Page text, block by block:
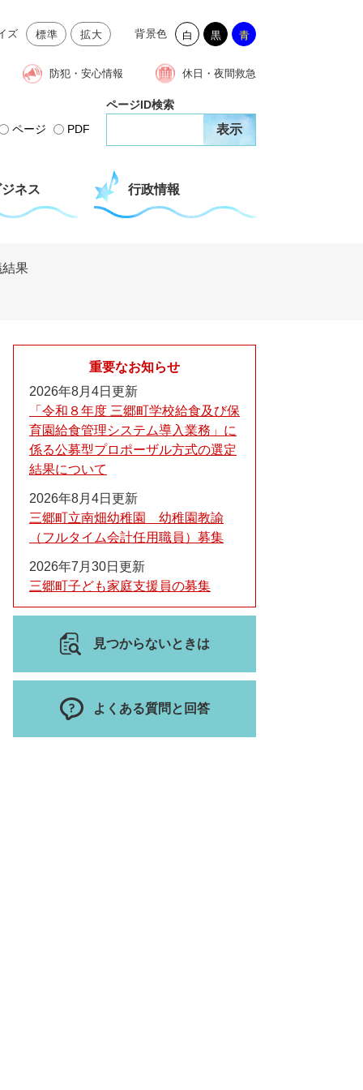
ズ 標準 拡大 背景色 白 黒 青
防犯・安心情報 休日・夜間救急
ページ PDF
ページID検索
ネス 行政情報
果
重要なお知らせ
2026年8月4日更新
「令和８年度 三郷町学校給食及び保
育園給食管理システム導入業務」に
係る公募型プロポーザル方式の選定
結果について
2026年8月4日更新
三郷町立南畑幼稚園 幼稚園教諭
（フルタイム会計任用職員）募集
2026年7月30日更新
三郷町子ども家庭支援員の募集
見つからないときは
よくある質問と回答